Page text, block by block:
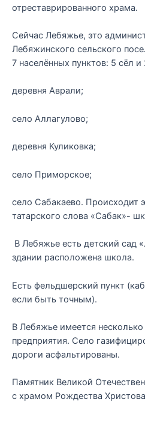
отреставрированного храма.
Сейчас Лебяжье, это
Лебяжинского сельского
7 населённых пунктов: 5 сёл и
деревня Аврали;
село Аллагулово;
деревня Куликовка;
село Приморское;
село Сабакаево. Происходит
татарского слова «Сабак»-
В Лебяжье есть детский сад
здании расположена школа.
Есть фельдшерский пункт
если быть точным).
В Лебяжье имеется
предприятия. Село
дороги асфальтированы.
Памятник Великой
с храмом Рождества